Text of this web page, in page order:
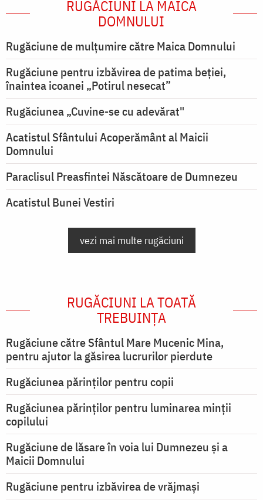
RUGĂCIUNI LA MAICA
DOMNULUI
Rugăciune de mulţumire către Maica Domnului
Rugăciune pentru izbăvirea de patima beției,
înaintea icoanei „Potirul nesecat”
Rugăciunea „Cuvine-se cu adevărat"
Acatistul Sfântului Acoperământ al Maicii
Domnului
Paraclisul Preasfintei Născătoare de Dumnezeu
Acatistul Bunei Vestiri
vezi mai multe rugăciuni
RUGĂCIUNI LA TOATĂ
TREBUINȚA
Rugăciune către Sfântul Mare Mucenic Mina,
pentru ajutor la găsirea lucrurilor pierdute
Rugăciunea părinților pentru copii
Rugăciunea părinților pentru luminarea minţii
copilului
Rugăciune de lăsare în voia lui Dumnezeu şi a
Maicii Domnului
Rugăciune pentru izbăvirea de vrăjmași